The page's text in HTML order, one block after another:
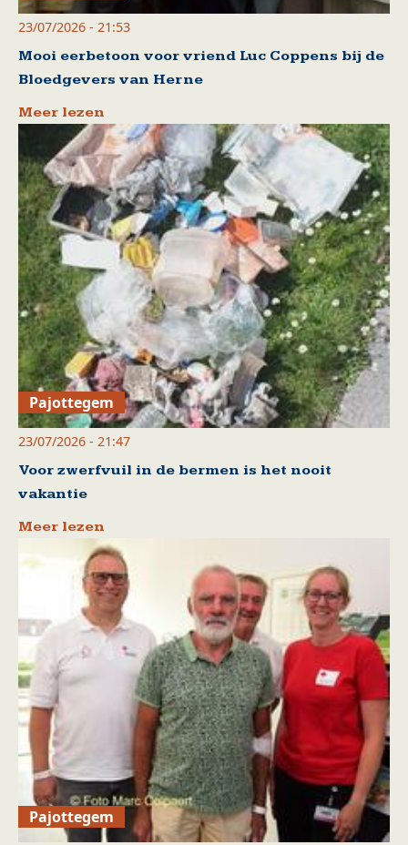
23/07/2026 - 21:53
Mooi eerbetoon voor vriend Luc Coppens bij de
Bloedgevers van Herne
Meer lezen
Pajottegem
23/07/2026 - 21:47
Voor zwerfvuil in de bermen is het nooit
vakantie
Meer lezen
Pajottegem